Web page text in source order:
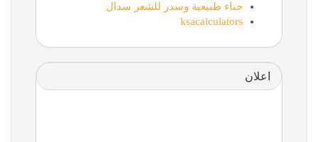
حناء طبيعية وسدر للشعر سدال
ksacalculators
اعلان